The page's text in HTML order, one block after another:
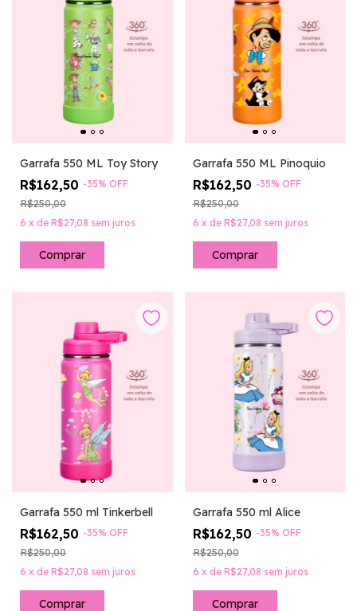
Garrafa 550 ML Toy Story
R$162,50 -35% OFF
R$250,00
6 x de R$27,08 sem juros
Garrafa 550 ML Pinoquio
R$162,50 -35% OFF
R$250,00
6 x de R$27,08 sem juros
Garrafa 550 ml Tinkerbell
R$162,50 -35% OFF
R$250,00
6 x de R$27,08 sem juros
Garrafa 550 ml Alice
R$162,50 -35% OFF
R$250,00
6 x de R$27,08 sem juros